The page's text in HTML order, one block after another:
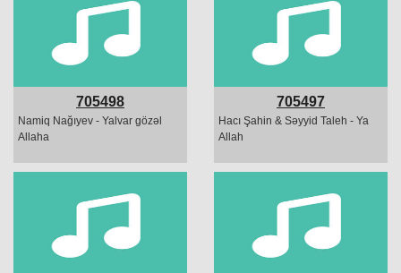
705498
Namiq Nağıyev - Yalvar gözəl
Allaha
705497
Hacı Şahin & Səyyid Taleh - Ya
Allah